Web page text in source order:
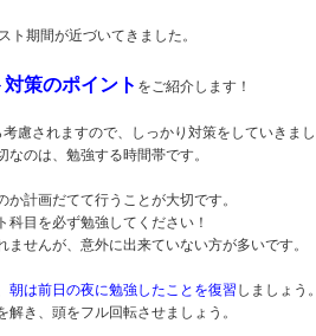
ト期間が近づいてきました。
策のポイント をご紹介します！
慮されますので、しっかり対策をしていきま
のは、勉強する時間帯です。
計画だてて行うことが大切です。
科目を必ず勉強してください！
せんが、意外に出来ていない方が多いです。
朝は前日の夜に勉強したことを復習 しましょう
き、頭をフル回転させましょう。